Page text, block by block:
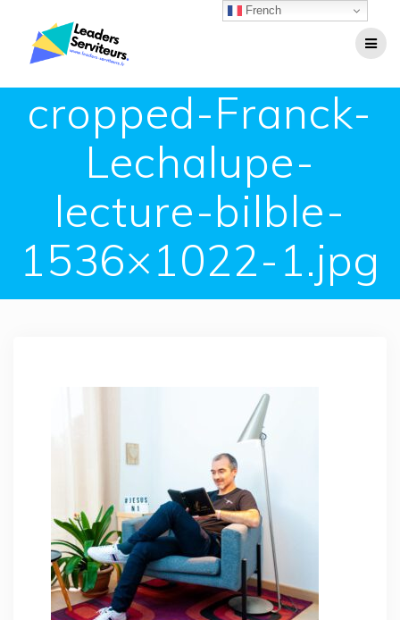
Passer
cropped-Franck-
Lechalupe-
lecture-bilble-
1536×1022-1.jpg
French